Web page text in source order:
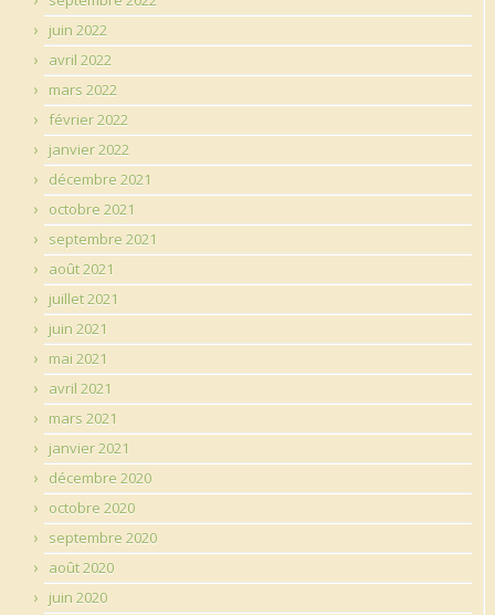
juin 2022
avril 2022
mars 2022
février 2022
janvier 2022
décembre 2021
octobre 2021
septembre 2021
août 2021
juillet 2021
juin 2021
mai 2021
avril 2021
mars 2021
janvier 2021
décembre 2020
octobre 2020
septembre 2020
août 2020
juin 2020